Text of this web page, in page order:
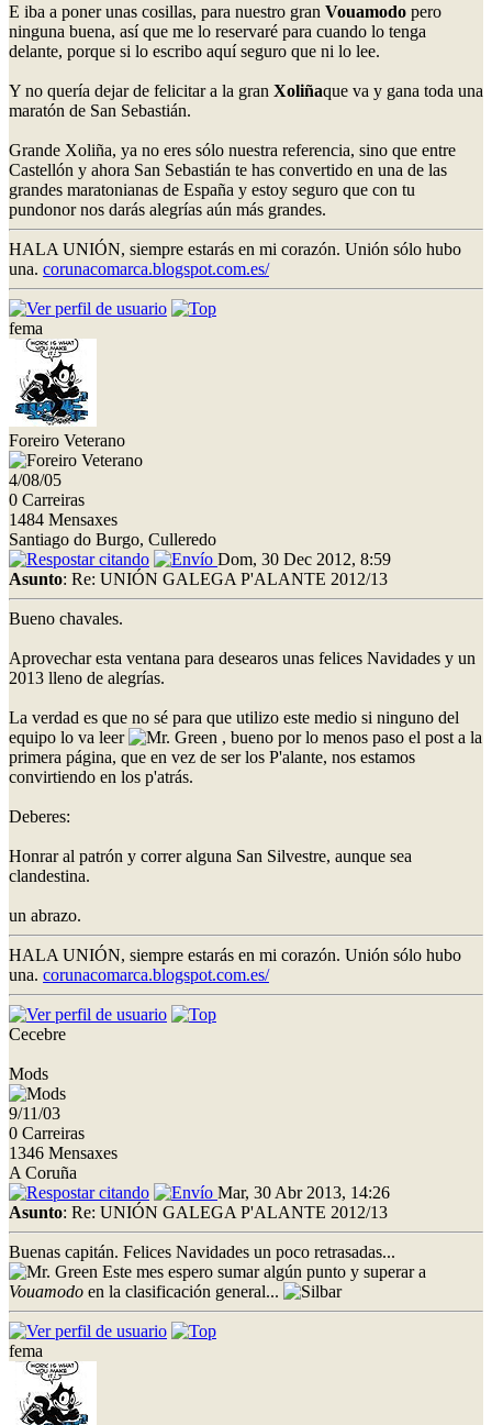
E iba a poner unas cosillas, para nuestro gran Vouamodo pero
ninguna buena, así que me lo reservaré para cuando lo tenga
delante, porque si lo escribo aquí seguro que ni lo lee.
Y no quería dejar de felicitar a la gran Xoliñaque va y gana toda una
maratón de San Sebastián.
Grande Xoliña, ya no eres sólo nuestra referencia, sino que entre
Castellón y ahora San Sebastián te has convertido en una de las
grandes maratonianas de España y estoy seguro que con tu
pundonor nos darás alegrías aún más grandes.
HALA UNIÓN, siempre estarás en mi corazón. Unión sólo hubo
una. corunacomarca.blogspot.com.es/
fema
Foreiro Veterano
4/08/05
0 Carreiras
1484 Mensaxes
Santiago do Burgo, Culleredo
Dom, 30 Dec 2012, 8:59
Asunto: Re: UNIÓN GALEGA P'ALANTE 2012/13
Bueno chavales.
Aprovechar esta ventana para desearos unas felices Navidades y un
2013 lleno de alegrías.
La verdad es que no sé para que utilizo este medio si ninguno del
equipo lo va leer
, bueno por lo menos paso el post a la
primera página, que en vez de ser los P'alante, nos estamos
convirtiendo en los p'atrás.
Deberes:
Honrar al patrón y correr alguna San Silvestre, aunque sea
clandestina.
un abrazo.
HALA UNIÓN, siempre estarás en mi corazón. Unión sólo hubo
una. corunacomarca.blogspot.com.es/
Cecebre
Mods
9/11/03
0 Carreiras
1346 Mensaxes
A Coruña
Mar, 30 Abr 2013, 14:26
Asunto: Re: UNIÓN GALEGA P'ALANTE 2012/13
Buenas capitán. Felices Navidades un poco retrasadas...
Este mes espero sumar algún punto y superar a
Vouamodo en la clasificación general...
fema